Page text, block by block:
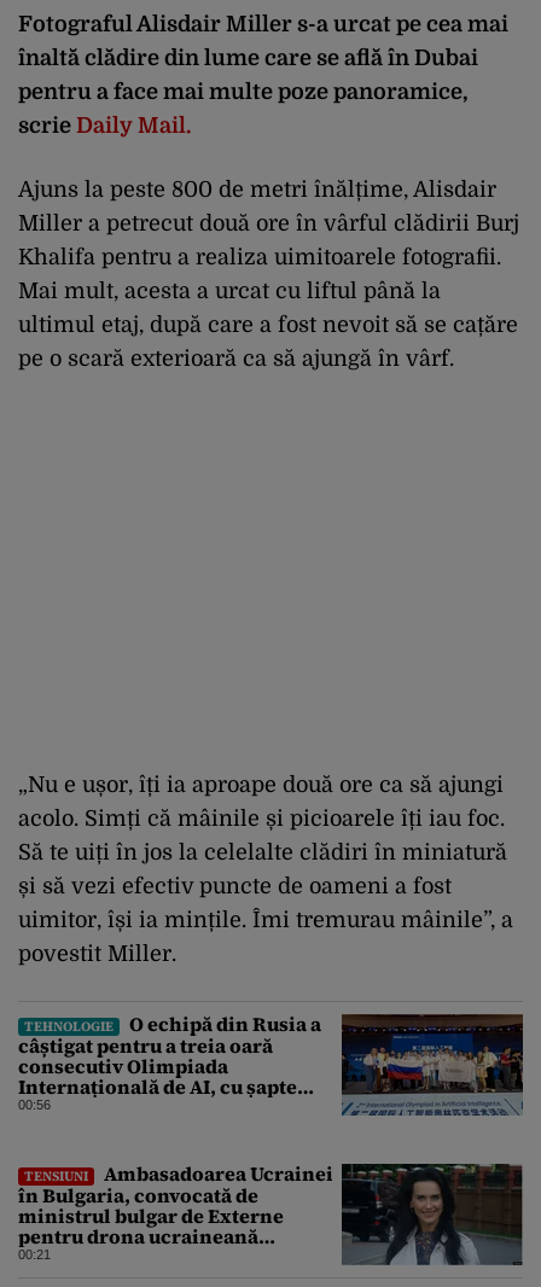
Fotograful Alisdair Miller s-a urcat pe cea mai
înaltă clădire din lume care se află în Dubai
pentru a face mai multe poze panoramice,
scrie Daily Mail.
Ajuns la peste 800 de metri înălțime, Alisdair
Miller a petrecut două ore în vârful clădirii Burj
Khalifa pentru a realiza uimitoarele fotografii.
Mai mult, acesta a urcat cu liftul până la
ultimul etaj, după care a fost nevoit să se cațăre
pe o scară exterioară ca să ajungă în vârf.
„Nu e ușor, îți ia aproape două ore ca să ajungi
acolo. Simți că mâinile și picioarele îți iau foc.
Să te uiți în jos la celelalte clădiri în miniatură
și să vezi efectiv puncte de oameni a fost
uimitor, își ia mințile. Îmi tremurau mâinile”, a
povestit Miller.
TEHNOLOGIE
O echipă din Rusia a
câștigat pentru a treia oară
consecutiv Olimpiada
Internațională de AI, cu șapte
medalii din aur și una de bronz
00:56
TENSIUNI
Ambasadoarea Ucrainei
în Bulgaria, convocată de
ministrul bulgar de Externe
pentru drona ucraineană
prăbușită în apropierea
00:21